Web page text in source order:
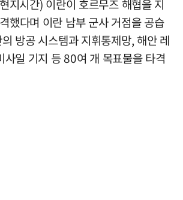
지시간) 이란이 호르무즈 해협을 지
했다며 이란 남부 군사 거점을 공습
방공 시스템과 지휘통제망, 해안 레
사일 기지 등 80여 개 목표물을 타격